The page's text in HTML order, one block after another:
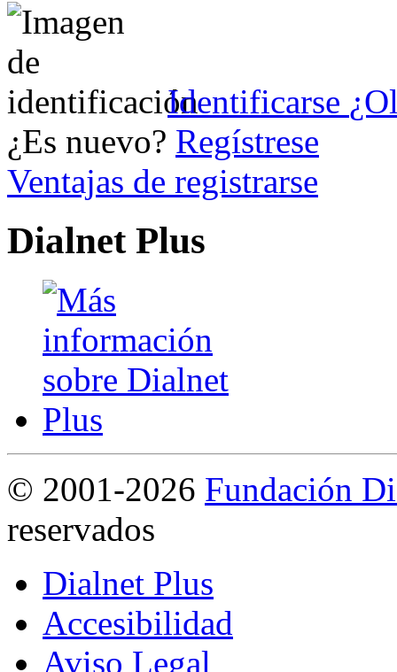
Identificarse
¿Es nuevo? Regístrese
Ventajas de registrarse
Dialnet Plus
© 2001-2026 Fundación
reservados
Dialnet Plus
Accesibilidad
Aviso Legal